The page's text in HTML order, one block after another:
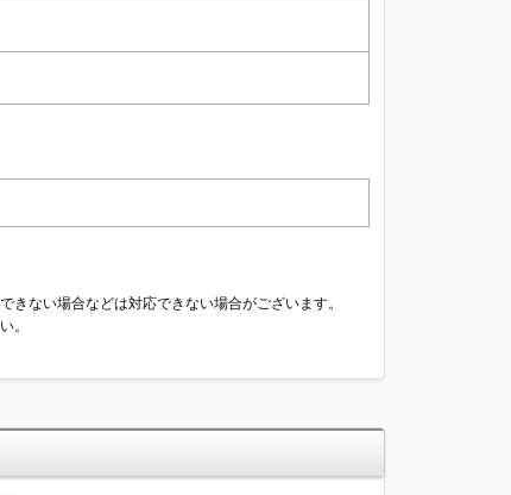
ない場合などは対応できない場合がございます。
。